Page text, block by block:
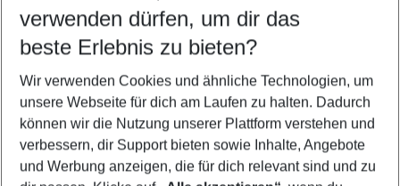
Wähle deinen Reisezeitraum
5-8 Nächte
2 Erwachsene Keine Kinder
Mehr Filter anzeigen
verwenden dürfen, um dir das
beste Erlebnis zu bieten?
Wir verwenden Cookies und ähnliche Technologien, um
unsere Webseite für dich am Laufen zu halten. Dadurch
können wir die Nutzung unserer Plattform verstehen und
verbessern, dir Support bieten sowie Inhalte, Angebote
und Werbung anzeigen, die für dich relevant sind und zu